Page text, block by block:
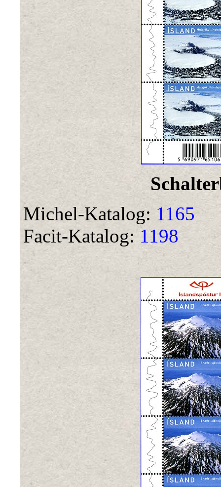
Michel-Katalog: 1165
Facit-Katalog:1198